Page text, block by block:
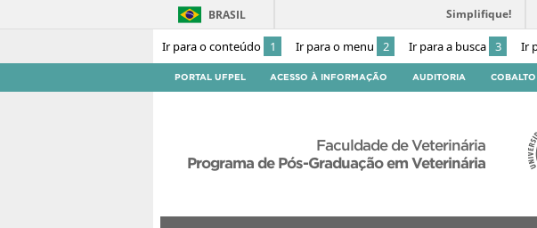
Ir para o conteúdo 1 Ir para o menu 2 Ir para a busca 3 Ir
BRASIL Simplifique!
PORTAL UFPEL ACESSO À INFORMAÇÃO AUDITORIA COBALTO
Faculdade de Veterinária
Programa de Pós-Graduação em Veterinária